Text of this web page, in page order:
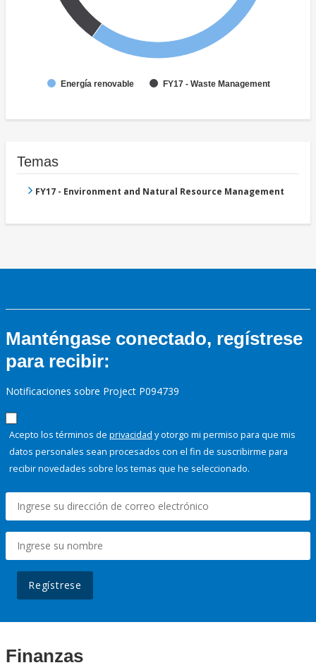
Energía renovable FY17 - Waste Management
Temas
FY17 - Environment and Natural Resource Management
Manténgase conectado, regístrese
para recibir:
Notificaciones sobre Project P094739
Acepto los términos de privacidad y otorgo mi permiso para que mis
datos personales sean procesados con el fin de suscribirme para
recibir novedades sobre los temas que he seleccionado.
Regístrese
Finanzas